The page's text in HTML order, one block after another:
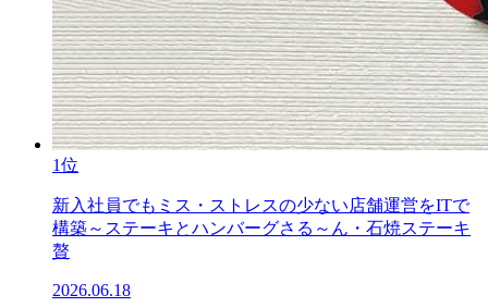
1位
新入社員でもミス・ストレスの少ない店舗運営をITで
構築～ステーキとハンバーグさる～ん・石焼ステーキ
贅
2026.06.18